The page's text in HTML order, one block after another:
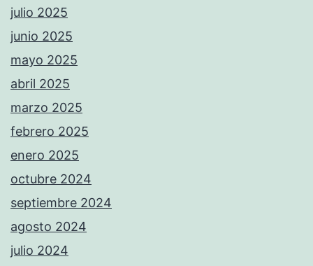
julio 2025
junio 2025
mayo 2025
abril 2025
marzo 2025
febrero 2025
enero 2025
octubre 2024
septiembre 2024
agosto 2024
julio 2024